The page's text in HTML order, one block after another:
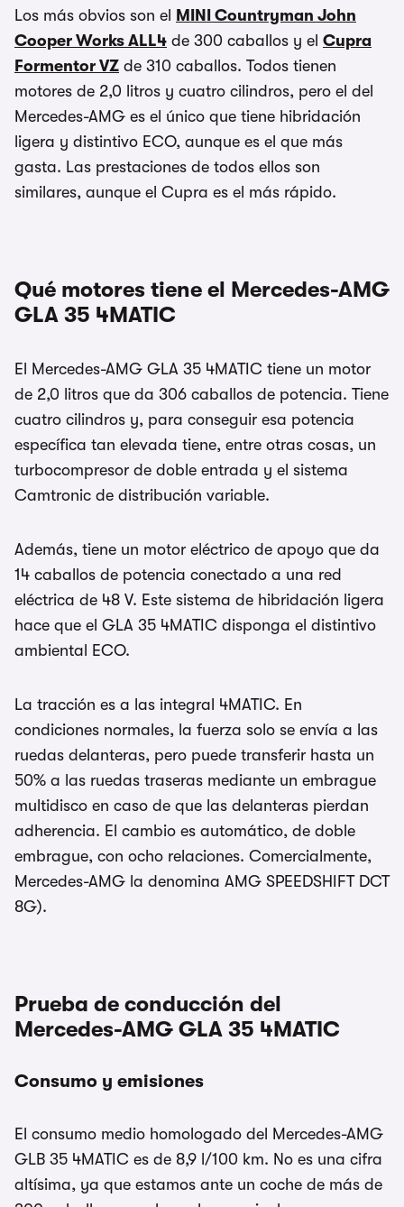
Los más obvios son el
MINI Countryman John
Cooper Works ALL4 de 300 caballos y el Cupra
Formentor VZ de 310 caballos. Todos tienen
motores de 2,0 litros y cuatro cilindros, pero el del
Mercedes-AMG es el único que tiene hibridación
ligera y distintivo ECO, aunque es el que más
gasta. Las prestaciones de todos ellos son
similares, aunque el Cupra es el más rápido.
Qué motores tiene el Mercedes-AMG
GLA 35 4MATIC
El Mercedes-AMG GLA 35 4MATIC tiene un motor
de 2,0 litros que da 306 caballos de potencia. Tiene
cuatro cilindros y, para conseguir esa potencia
específica tan elevada tiene, entre otras cosas, un
turbocompresor de doble entrada y el sistema
Camtronic de distribución variable.
Además, tiene un motor eléctrico de apoyo que da
14 caballos de potencia conectado a una red
eléctrica de 48 V. Este sistema de hibridación ligera
hace que el GLA 35 4MATIC disponga el distintivo
ambiental ECO.
La tracción es a las integral 4MATIC. En
condiciones normales, la fuerza solo se envía a las
ruedas delanteras, pero puede transferir hasta un
50% a las ruedas traseras mediante un embrague
multidisco en caso de que las delanteras pierdan
adherencia. El cambio es automático, de doble
embrague, con ocho relaciones. Comercialmente,
Mercedes-AMG la denomina AMG SPEEDSHIFT DCT
8G).
Prueba de conducción del
Mercedes-AMG GLA 35 4MATIC
Consumo y emisiones
El consumo medio homologado del Mercedes-AMG
GLB 35 4MATIC es de 8,9 l/100 km. No es una cifra
altísima, ya que estamos ante un coche de más de